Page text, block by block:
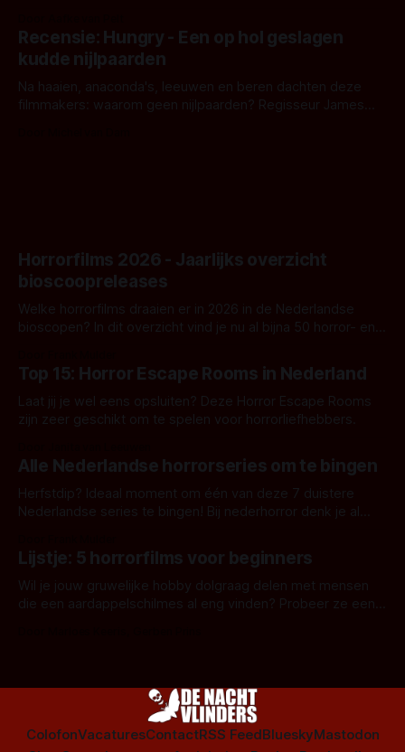
achtergrond, belooft iets kleurrijks maar onheilspellends,
iets ongrijpbaars. En dat maakt De Groen met ieder woord
waar.
Recensie: Hungry - Een op hol geslagen
kudde nijlpaarden
Na haaien, anaconda's, leeuwen en beren dachten deze
filmmakers: waarom geen nijlpaarden? Regisseur James
Horrorfilms 2026 - Jaarlijks overzicht
bioscoopreleases
Welke horrorfilms draaien er in 2026 in de Nederlandse
bioscopen? In dit overzicht vind je nu al bijna 50 horror- en
Top 15: Horror Escape Rooms in Nederland
Laat jij je wel eens opsluiten? Deze Horror Escape Rooms
zijn zeer geschikt om te spelen voor horrorliefhebbers.
Alle Nederlandse horrorseries om te bingen
Herfstdip? Ideaal moment om één van deze 7 duistere
Nederlandse series te bingen! Bij nederhorror denk je al
Amsterdamned of The Johnsons. Maar Nederlandse horror
is niet beperkt tot films. Hier een aantal Nederlandse tv-
series uit het duistere of horrorgenre. Als
Lijstje: 5 horrorfilms voor beginners
Wil je jouw gruwelijke hobby dolgraag delen met mensen
die een aardappelschilmes al eng vinden? Probeer ze eens
ColofonVacaturesContactRSS FeedBlueskyMastodon